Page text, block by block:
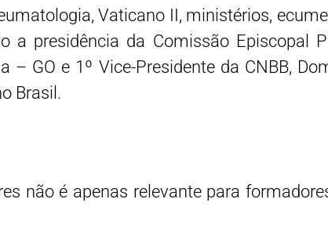
Vaticano II, ministérios,
a presidência da Comissão Episcopal
– GO e 1º Vice-Presidente da CNBB,
Brasil.
não é apenas relevante para